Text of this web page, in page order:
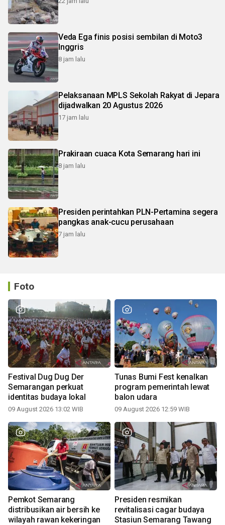
Veda Ega finis posisi sembilan di Moto3
Inggris
8 jam lalu
Pelaksanaan MPLS Sekolah Rakyat di Jepara
dijadwalkan 20 Agustus 2026
17 jam lalu
Prakiraan cuaca Kota Semarang hari ini
8 jam lalu
Presiden perintahkan PLN-Pertamina segera
pangkas anak-cucu perusahaan
7 jam lalu
Foto
Festival Dug Dug Der
Semarangan perkuat
identitas budaya lokal
09 August 2026 13:02 WIB
Tunas Bumi Fest kenalkan
program pemerintah lewat
balon udara
09 August 2026 12:59 WIB
Pemkot Semarang
distribusikan air bersih ke
wilayah rawan kekeringan
Presiden resmikan
revitalisasi cagar budaya
Stasiun Semarang Tawang